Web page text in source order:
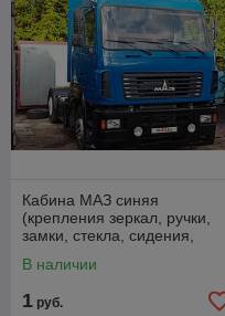
Кабина МАЗ синяя
(крепления зеркал, ручки,
замки, стекла, сидения,
В наличии
1 руб.